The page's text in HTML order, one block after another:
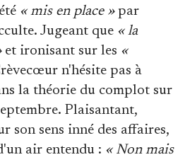
« mis en place »par
Jugeant que « la
et ironisant sur les «
n'hésite pas à
la théorie du complot sur
Plaisantant,
son sens inné des affaires,
air entendu : « Non mais